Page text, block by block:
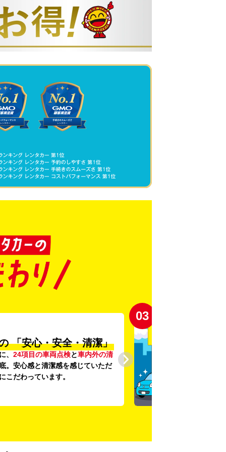
「安心・安全・清潔」
、 24項目の車両点検と車内外の清
。安心感と清潔感を感じていただ
こだわっています。
03